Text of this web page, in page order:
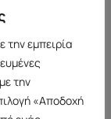
την εμπειρία
την
«Αποδοχή
45444